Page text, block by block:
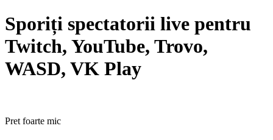
Sporiți spectatorii live pentru
Twitch, YouTube, Trovo,
WASD, VK Play
Pret foarte mic